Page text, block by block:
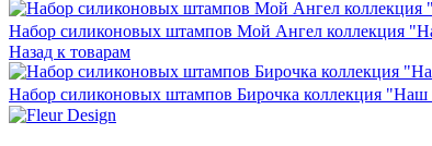
Набор силиконовых штампов Мой Ангел коллекция
Назад к товарам
Набор силиконовых штампов Бирочка коллекция